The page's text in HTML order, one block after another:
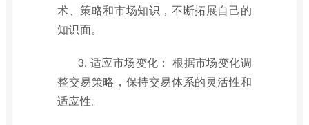
术、策略和市场知识，不断拓展自己的
知识面。
3. 适应市场变化： 根据市场变化调
整交易策略，保持交易体系的灵活性和
适应性。